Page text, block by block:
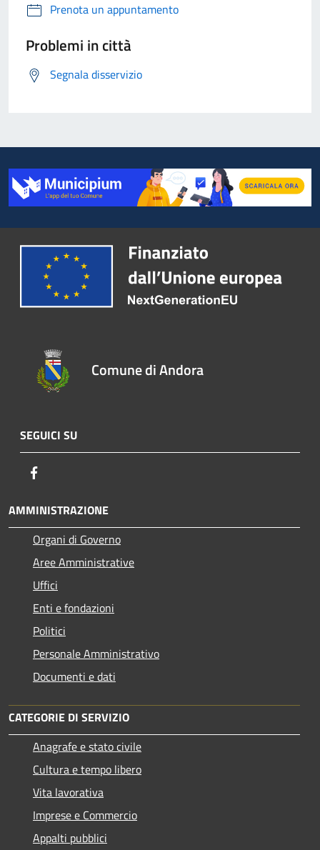
Prenota un appuntamento
Problemi in città
Segnala disservizio
Comune di Andora
SEGUICI SU
AMMINISTRAZIONE
Organi di Governo
Aree Amministrative
Uffici
Enti e fondazioni
Politici
Personale Amministrativo
Documenti e dati
CATEGORIE DI SERVIZIO
Anagrafe e stato civile
Cultura e tempo libero
Vita lavorativa
Imprese e Commercio
Appalti pubblici